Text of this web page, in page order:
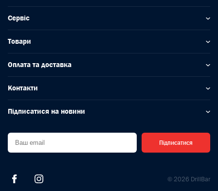
Сервіс
Товари
Оплата та доставка
Контакти
Підписатися на новини
Підписатися
© 2026 DrillBar